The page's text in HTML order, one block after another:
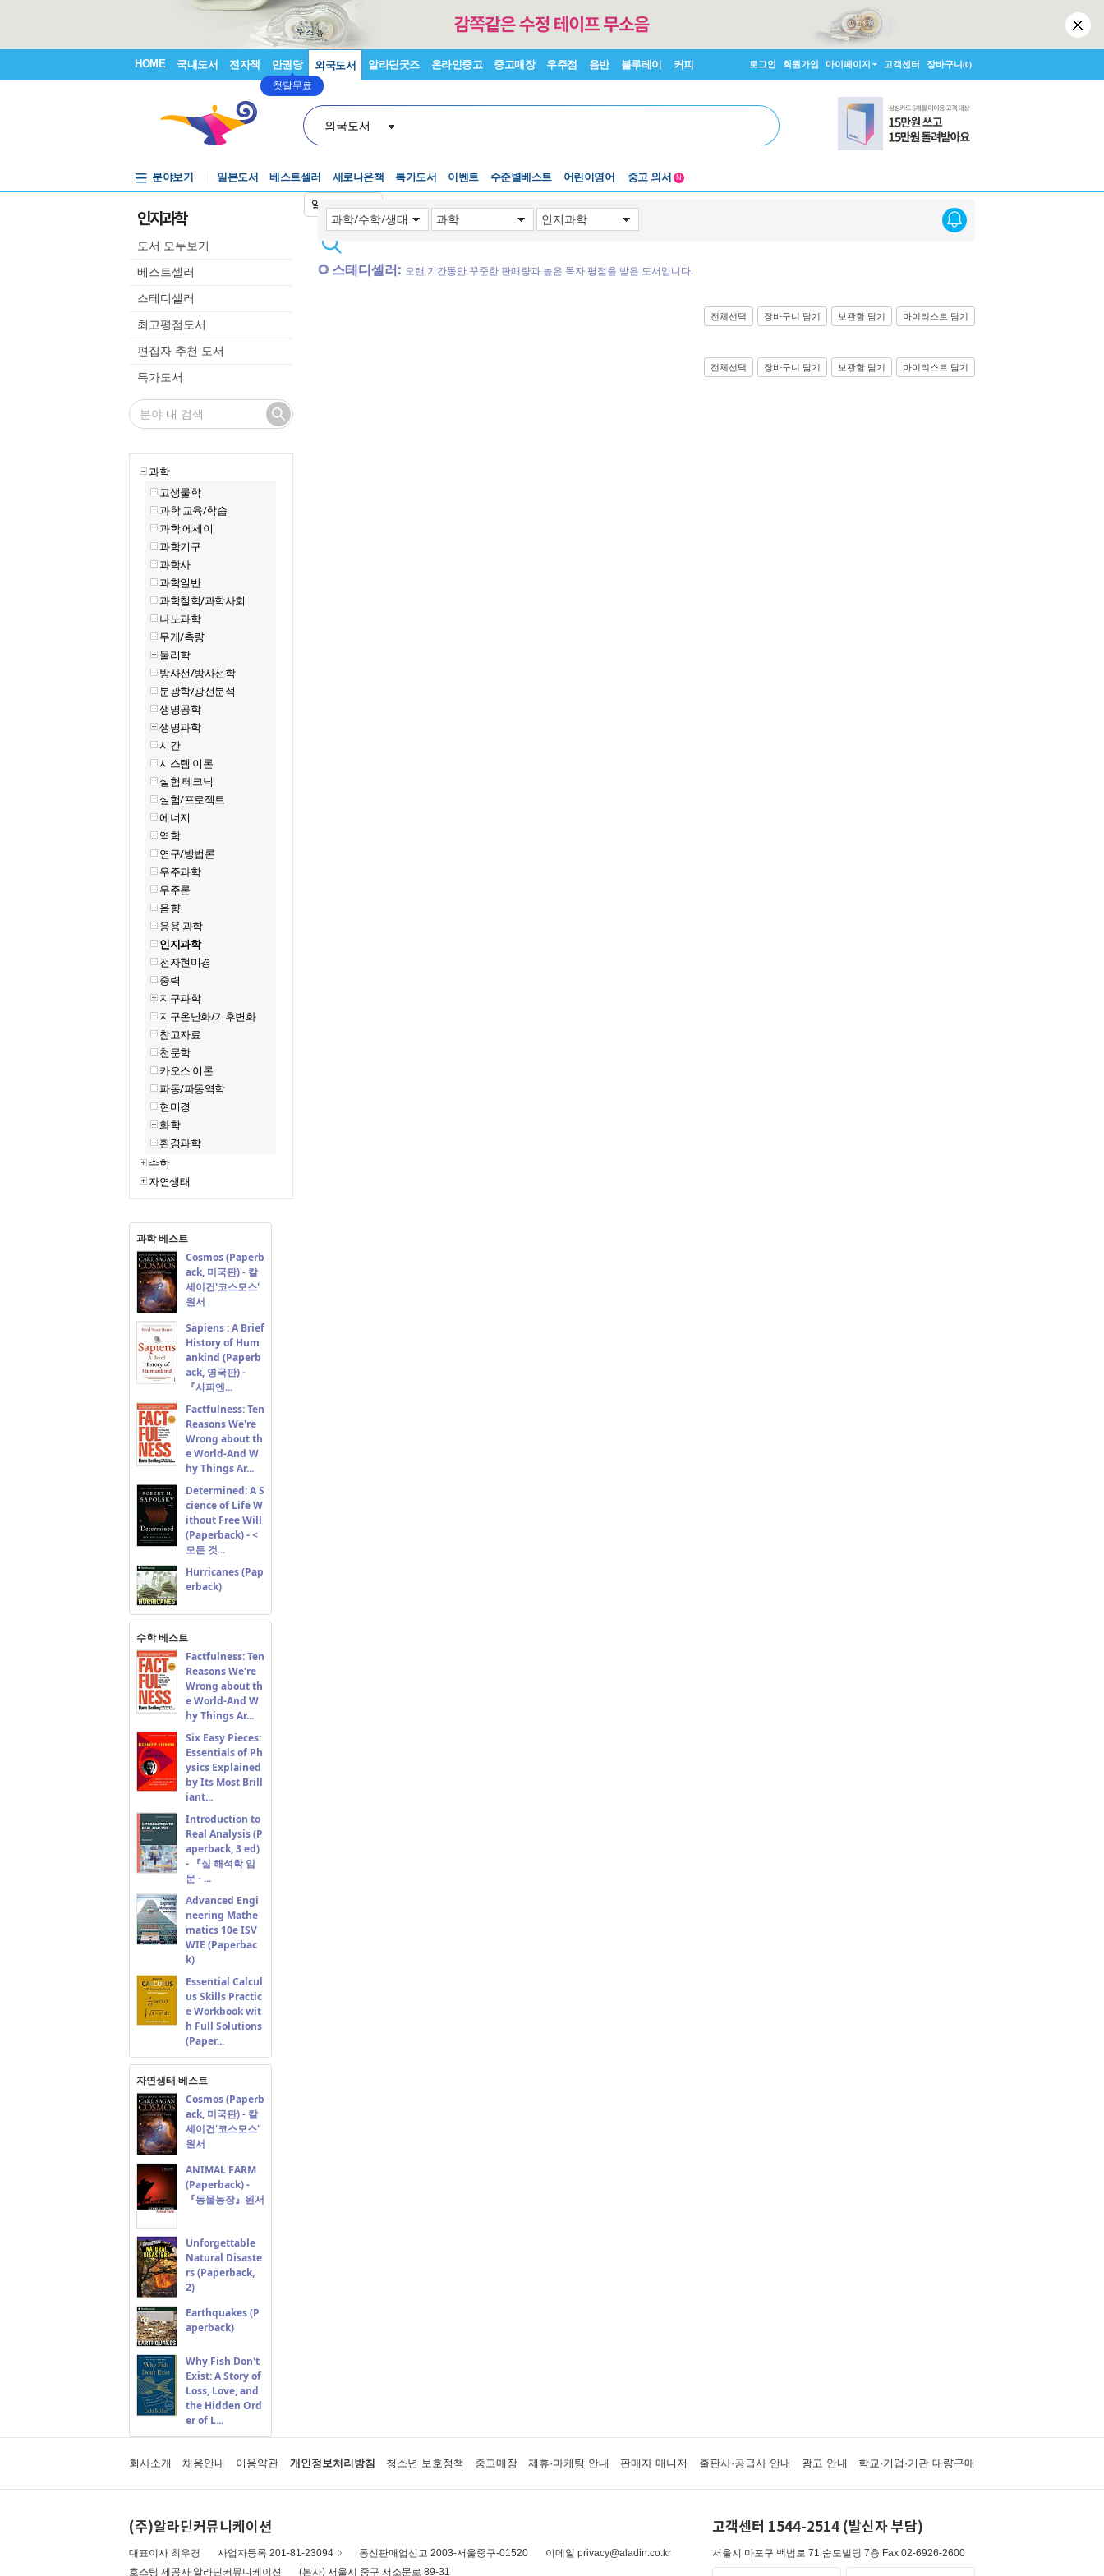
HOME 국내도서 전자책 만권당
첫달무료
외국도서 알라딘굿즈 온라인중고 중고매장 우주점 음반 블루레이 커피 로그인 회원가입 마이페이지 고객센터 장바구니(0)
외국도서
일본어입력기
분야보기 일본도서 베스트셀러 새로나온책 특가도서 이벤트
수준별베스트
수준별베스트
어린이영어
중고 외서
중고 외서
N
인지과학
도서 모두보기
베스트셀러
스테디셀러
최고평점도서
편집자 추천 도서
특가도서
과학
고생물학
과학 교육/학습
과학 에세이
과학기구
과학사
과학일반
과학철학/과학사회
나노과학
무게/측량
물리학
방사선/방사선학
분광학/광선분석
생명공학
생명과학
시간
시스템 이론
실험 테크닉
실험/프로젝트
에너지
역학
연구/방법론
우주과학
우주론
음향
응용 과학
인지과학
전자현미경
중력
지구과학
지구온난화/기후변화
참고자료
천문학
카오스 이론
파동/파동역학
현미경
화학
환경과학
수학
자연생태
과학 베스트
Cosmos (Paperb
ack, 미국판) - 칼
세이건'코스모스'
원서
Sapiens : A Brief
History of Hum
ankind (Paperb
ack, 영국판) -
『사피엔...
Factfulness: Ten
Reasons We're
Wrong about th
e World-And W
hy Things Ar...
Determined: A S
cience of Life W
ithout Free Will
(Paperback) - <
모든 것...
Hurricanes (Pap
erback)
수학 베스트
Factfulness: Ten
Reasons We're
Wrong about th
e World-And W
hy Things Ar...
Six Easy Pieces:
Essentials of Ph
ysics Explained
by Its Most Brill
iant...
Introduction to
Real Analysis (P
aperback, 3 ed)
- 『실 해석학 입
문 - ...
Advanced Engi
neering Mathe
matics 10e ISV
WIE (Paperbac
k)
Essential Calcul
us Skills Practic
e Workbook wit
h Full Solutions
(Paper...
자연생태 베스트
Cosmos (Paperb
ack, 미국판) - 칼
세이건'코스모스'
원서
ANIMAL FARM
(Paperback) -
『동물농장』원서
Unforgettable
Natural Disaste
rs (Paperback,
2)
Earthquakes (P
aperback)
Why Fish Don't
Exist: A Story of
Loss, Love, and
the Hidden Ord
er of L...
스테디셀러: 오랜 기간동안 꾸준한 판매량과 높은 독자 평점을 받은 도서입니다.
전체선택 장바구니 담기 보관함 담기 마이리스트 담기
전체선택 장바구니 담기 보관함 담기 마이리스트 담기
회사소개 채용안내 이용약관 개인정보처리방침 청소년 보호정책 중고매장 제휴·마케팅 안내 판매자 매니저 출판사·공급사 안내 광고 안내 학교·기업·기관 대량구매
(주)알라딘커뮤니케이션
대표이사 최우경 사업자등록 201-81-23094 통신판매업신고 2003-서울중구-01520
이메일 privacy@aladin.co.kr
호스팅 제공자 알라딘커뮤니케이션
(본사) 서울시 중구 서소문로 89-31
고객센터 1544-2514 (발신자 부담)
서울시 마포구 백범로 71 숨도빌딩 7층 Fax 02-6926-2600